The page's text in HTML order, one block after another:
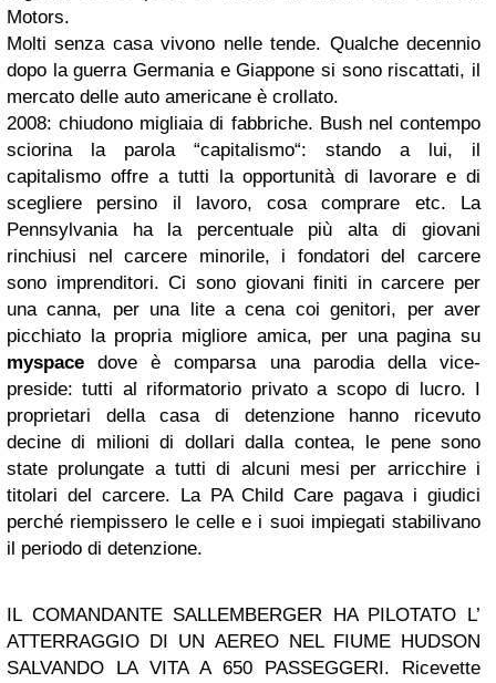
Motors.
Molti senza casa vivono nelle tende. Qualche decennio
dopo la guerra Germania e Giappone si sono riscattati, il
mercato delle auto americane è crollato.
2008: chiudono migliaia di fabbriche. Bush nel contempo
sciorina la parola “capitalismo“: stando a lui, il
capitalismo offre a tutti la opportunità di lavorare e di
scegliere persino il lavoro, cosa comprare etc. La
Pennsylvania ha la percentuale più alta di giovani
rinchiusi nel carcere minorile, i fondatori del carcere
sono imprenditori. Ci sono giovani finiti in carcere per
una canna, per una lite a cena coi genitori, per aver
picchiato la propria migliore amica, per una pagina su
myspace dove è comparsa una parodia della vice-
preside: tutti al riformatorio privato a scopo di lucro. I
proprietari della casa di detenzione hanno ricevuto
decine di milioni di dollari dalla contea, le pene sono
state prolungate a tutti di alcuni mesi per arricchire i
titolari del carcere. La PA Child Care pagava i giudici
perché riempissero le celle e i suoi impiegati stabilivano
il periodo di detenzione.
IL COMANDANTE SALLEMBERGER HA PILOTATO L’
ATTERRAGGIO DI UN AEREO NEL FIUME HUDSON
SALVANDO LA VITA A 650 PASSEGGERI. Ricevette